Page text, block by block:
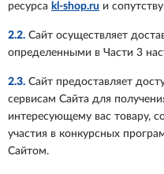
ресурса kl-shop.ru и
2.2. Сайт осуществляет
определенными в Части 3
2.3. Сайт предоставляет
сервисам Сайта для
интересующему вас товару,
участия в конкурсных
Сайтом.